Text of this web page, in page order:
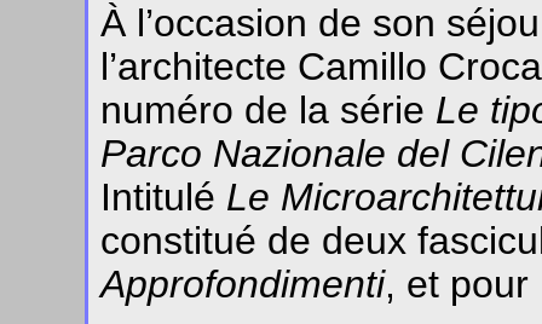
À l’occasion de son
l’architecte Camillo
numéro de la série Le
Parco Nazionale del
Intitulé Le
constitué de deux
Approfondimenti, et